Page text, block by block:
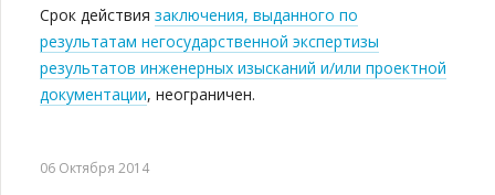
Срок действия заключения, выданного по
результатам негосударственной экспертизы
результатов инженерных изысканий и/или проектной
документации, неограничен.
06 Октября 2014